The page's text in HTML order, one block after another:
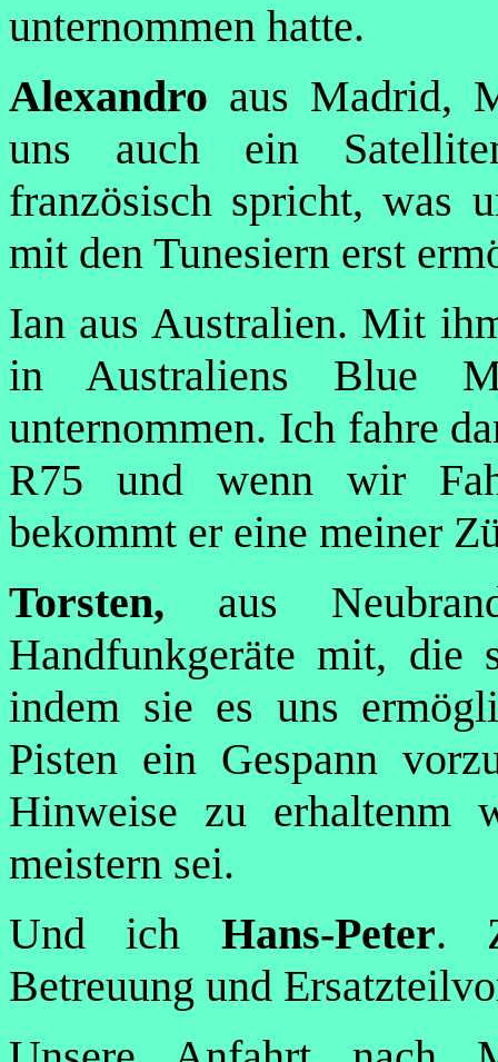
unternommen hatte.
Alexandro aus Madrid,
uns auch ein
französisch spricht, was
mit den Tunesiern erst
Ian aus Australien. Mit
in Australiens Blue
unternommen. Ich fahre
R75 und wenn wir
bekommt er eine meiner
Torsten, aus
Handfunkgeräte mit, die
indem sie es uns
Pisten ein Gespann
Hinweise zu erhaltenm
meistern sei.
Und ich Hans-Peter.
Betreuung und